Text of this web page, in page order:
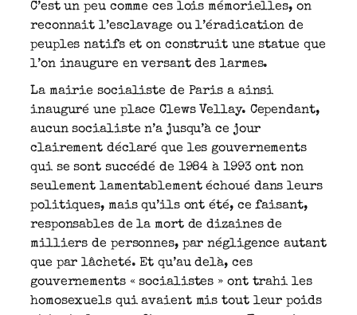
C’est un peu comme ces lois mémorielles, on
reconnait l’esclavage ou l’éradication de
peuples natifs et on construit une statue que
l’on inaugure en versant des larmes.
La mairie socialiste de Paris a ainsi
inauguré une place Clews Vellay. Cependant,
aucun socialiste n’a jusqu’à ce jour
clairement déclaré que les gouvernements
qui se sont succédé de 1984 à 1993 ont non
seulement lamentablement échoué dans leurs
politiques, mais qu’ils ont été, ce faisant,
responsables de la mort de dizaines de
milliers de personnes, par négligence autant
que par lâcheté. Et qu’au delà, ces
gouvernements « socialistes » ont trahi les
homosexuels qui avaient mis tout leur poids